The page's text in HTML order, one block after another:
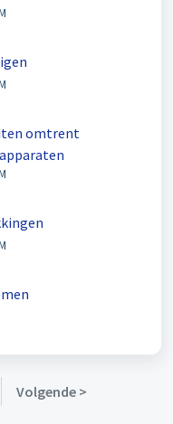
omtrent
Volgende >